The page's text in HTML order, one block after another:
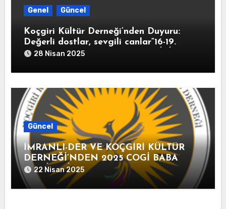
Genel Güncel
Koçgiri Kültür Derneği’nden Duyuru:
Değerli dostlar, sevgili canlar“16-19.
Yüzyıl Arşiv Belgeleriyle KOÇGİRİ
tarihinde kitapçıların raflarında yerini
28 Nisan 2025
Güncel
İMRANLI-DER VE KOÇGİRİ KÜLTÜR
DERNEĞİ’NDEN 2025 COGİ BABA
FESTİVALİ AÇIKLAMASI
22 Nisan 2025